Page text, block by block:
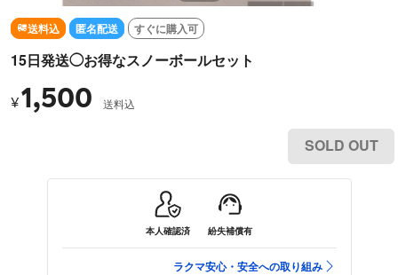
送料込 匿名配送 すぐに購入可
15日発送◯お得なスノーボールセット
¥1,500 送料込
SOLD OUT
本人確認済 紛失補償有
ラクマ安心・安全への取り組み